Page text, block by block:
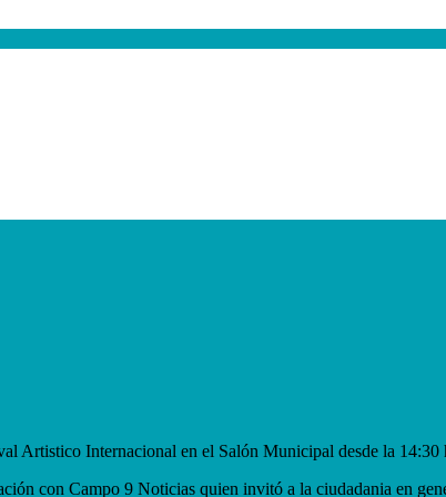
Artistico Internacional en el Salón Municipal desde la 14:30
con Campo 9 Noticias quien invitó a la ciudadania en